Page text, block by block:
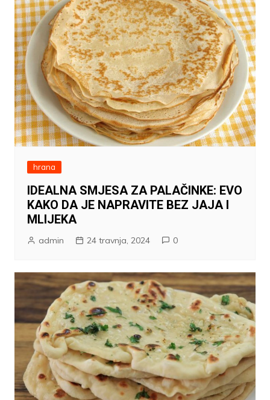
hrana
IDEALNA SMJESA ZA PALAČINKE: EVO
KAKO DA JE NAPRAVITE BEZ JAJA I
MLIJEKA
admin 24 travnja, 2024 0